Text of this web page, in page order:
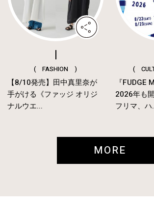
( FASHION )
【8/10発売】田中真里奈が
手がける《ファッジ オリジ
ナルウエ...
(
『FUDGE
2026年も
フリマ、ハ
MORE